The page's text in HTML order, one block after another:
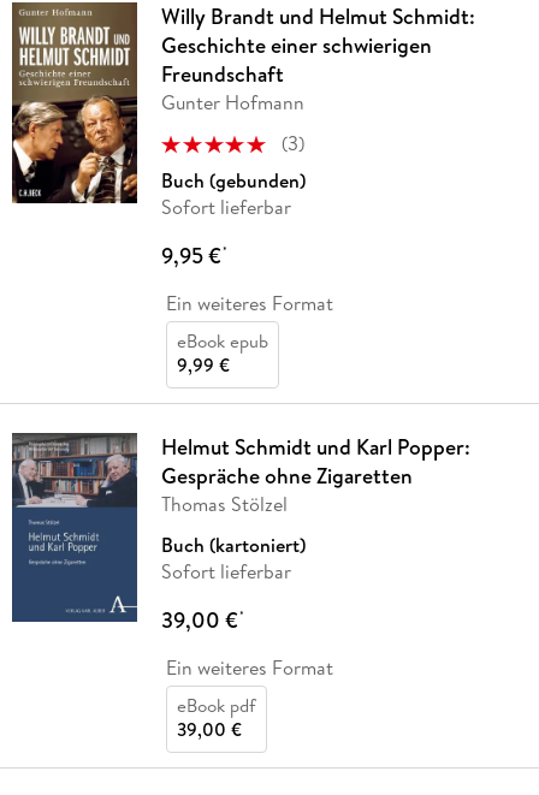
Willy Brandt und Helmut Schmidt:
Geschichte einer schwierigen
Freundschaft
Gunter Hofmann
(3)
Buch (gebunden)
Sofort lieferbar
9,95 €*
Ein weiteres Format
eBook epub
9,99 €
Helmut Schmidt und Karl Popper:
Gespräche ohne Zigaretten
Thomas Stölzel
Buch (kartoniert)
Sofort lieferbar
39,00 €*
Ein weiteres Format
eBook pdf
39,00 €